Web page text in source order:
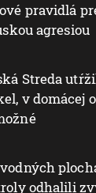
pravidlá
agresiou
Streda
v domácej
odhalili